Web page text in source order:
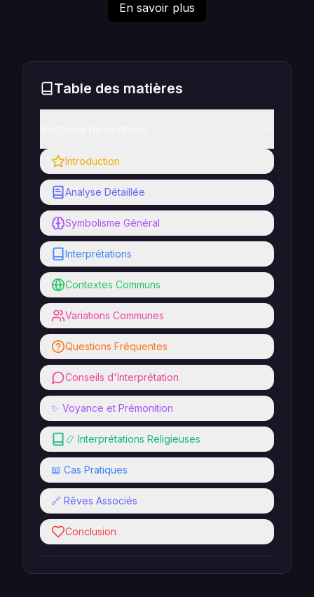
En savoir plus
Table des matières
Introduction
Analyse Détaillée
Symbolisme Général
Interprétations
Contextes Communs
Variations Communes
Questions Fréquentes
Conseils d'Interprétation
✨ Voyance et Prémonition
📿 Interprétations Religieuses
📖 Cas Pratiques
🔗 Rêves Associés
Conclusion